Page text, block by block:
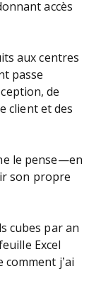
accès
aux centres
passe
de
client et des
le pense—en
son propre
cubes par an
Excel
j’ai